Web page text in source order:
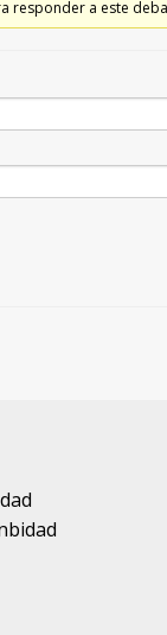
responder a este